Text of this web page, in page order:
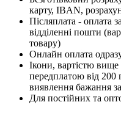
карту, IBAN,
Післяплата - оплата
відділенні пошти
товару)
Онлайн оплата
Ікони, вартістю
передплатою від 200
виявлення бажання
Для постійних та